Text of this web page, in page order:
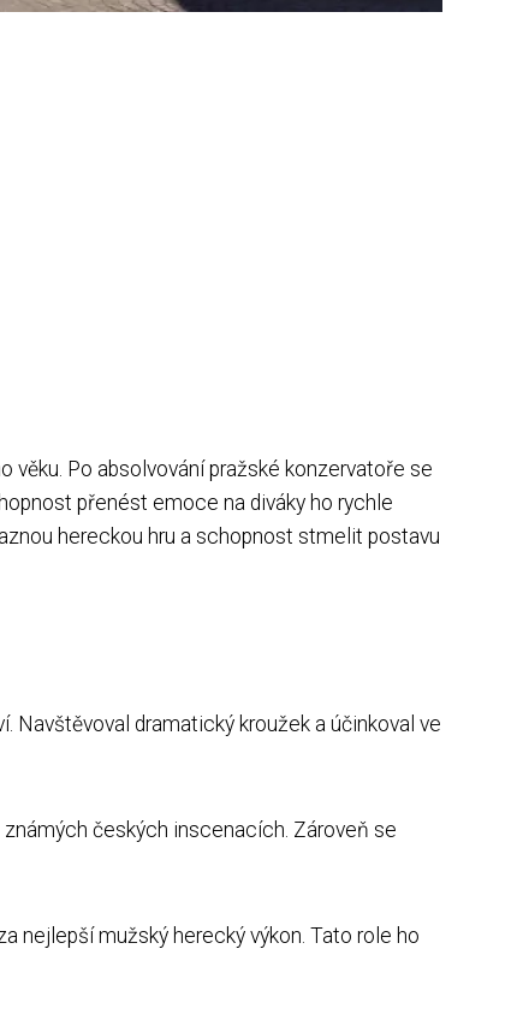
věku. Po absolvování pražské konzervatoře se
přenést emoce na diváky ho rychle
hereckou hru a schopnost stmelit postavu
Navštěvoval dramatický kroužek a účinkoval ve
českých inscenacích. Zároveň se
nejlepší mužský herecký výkon. Tato role ho